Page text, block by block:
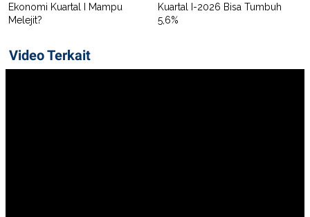
Ekonomi Kuartal I Mampu
Melejit?
Kuartal I-2026 Bisa Tumbuh
5,6%
Video Terkait